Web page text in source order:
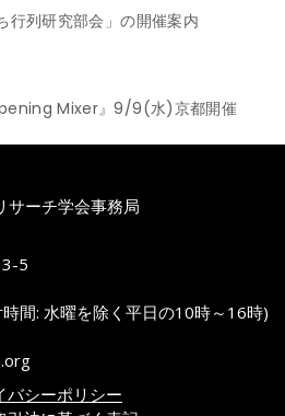
行列研究部会」の開催案内
Mixer』9/9(水)京都開催
サーチ学会事務局
5
間: 水曜を除く平日の10時～16時)
バシーポリシー